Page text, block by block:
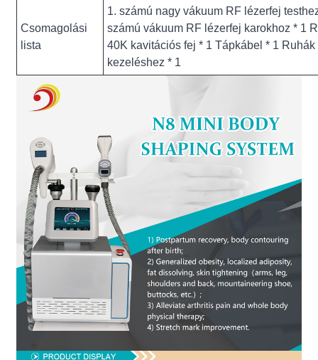
Csomagolási
lista
1. számú nagy vákuum RF lézerfej
számú vákuum RF lézerfej karokhoz * 1
40K kavitációs fej * 1 Tápkábel * 1 Ruhák
kezeléshez * 1